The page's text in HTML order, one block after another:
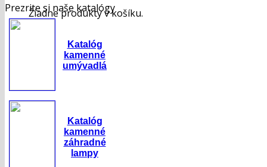
Žiadne produkty v košíku.
Prezrite si naše katalógy
Katalóg
kamenné
umývadlá
Katalóg
kamenné
záhradné
lampy